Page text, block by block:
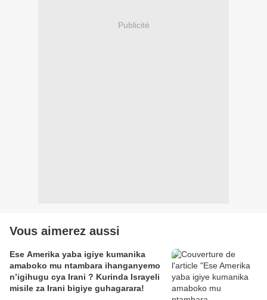
Publicité
Vous aimerez aussi
Ese Amerika yaba igiye kumanika
amaboko mu ntambara ihanganyemo
n’igihugu cya Irani ? Kurinda Israyeli
misile za Irani bigiye guhagarara!